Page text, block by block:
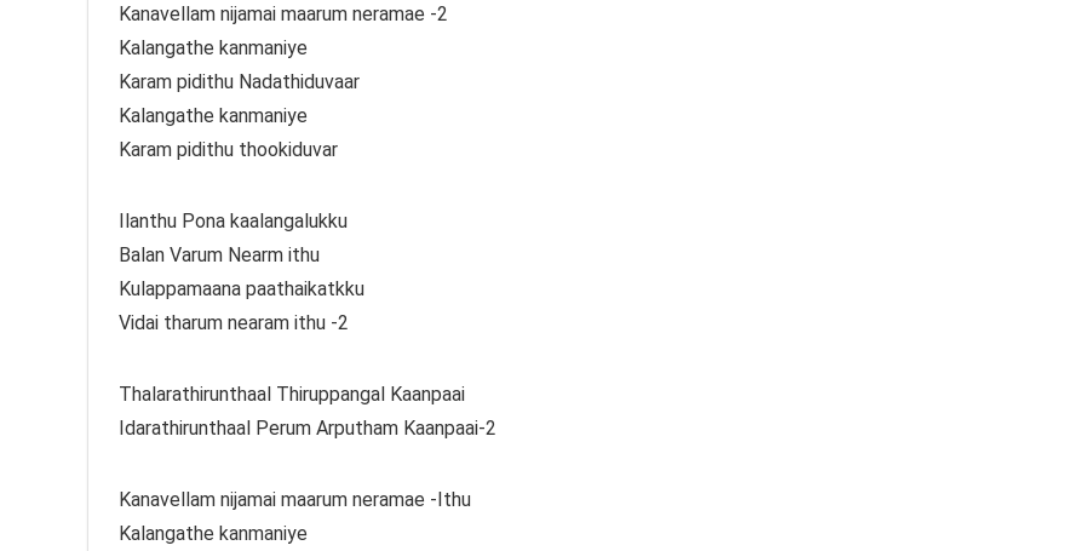
Kanavellam nijamai maarum neramae -2
Kalangathe kanmaniye
Karam pidithu Nadathiduvaar
Kalangathe kanmaniye
Karam pidithu thookiduvar
Ilanthu Pona kaalangalukku
Balan Varum Nearm ithu
Kulappamaana paathaikatkku
Vidai tharum nearam ithu -2
Thalarathirunthaal Thiruppangal Kaanpaai
Idarathirunthaal Perum Arputham Kaanpaai-2
Kanavellam nijamai maarum neramae -Ithu
Kalangathe kanmaniye